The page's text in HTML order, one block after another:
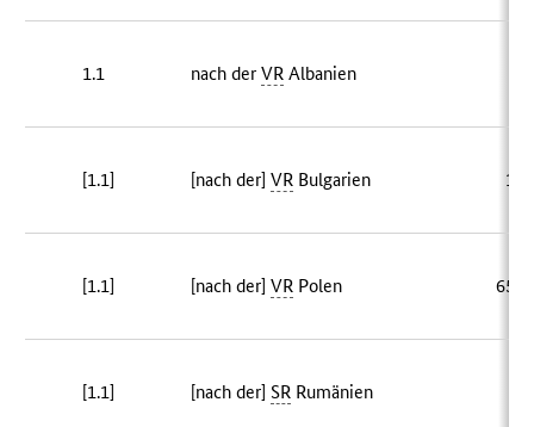
1.1 nach derVR Albanien
[1.1] [nach der]VR Bulgarien 11
[1.1] [nach der]VR Polen 655
[1.1] [nach der]SR Rumänien